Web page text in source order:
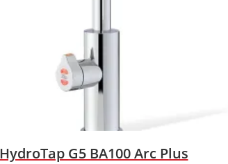
HydroTap G5 BA100 Arc Plus